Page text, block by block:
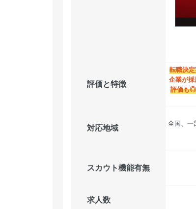
評価と特徴
転職決
企業が採
評価も
対応地域
全国、一
スカウト機能有無
求人数